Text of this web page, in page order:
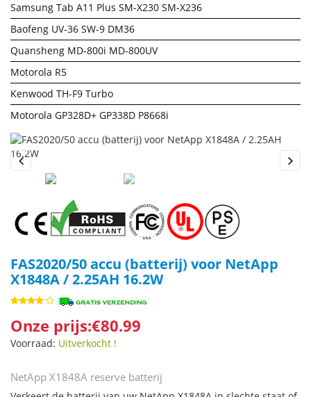
Samsung Tab A11 Plus SM-X230 SM-X236
Baofeng UV-36 SW-9 DM36
Quansheng MD-800i MD-800UV
Motorola R5
Kenwood TH-F9 Turbo
Motorola GP328D+ GP338D P8668i
Previous
FAS2020/50 accu (batterij) voor NetApp
X1848A / 2.25AH 16.2W
Onze prijs:€80.99
Voorraad: Uitverkocht !
NetApp X1848A reserve batterij